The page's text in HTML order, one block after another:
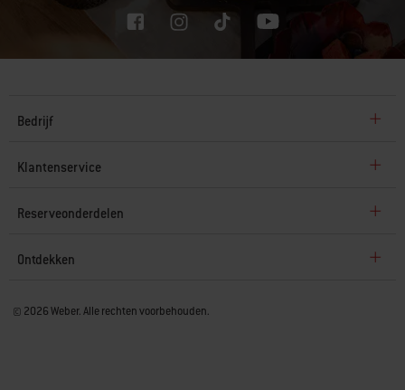
Bedrijf
Klantenservice
Reserveonderdelen
Ontdekken
© 2026 Weber. Alle rechten voorbehouden.